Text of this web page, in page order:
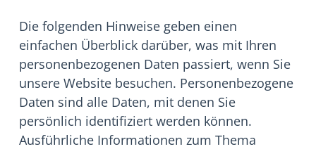
Die folgenden Hinweise geben einen
einfachen Überblick darüber, was mit Ihren
personenbezogenen Daten passiert, wenn Sie
unsere Website besuchen. Personenbezogene
Daten sind alle Daten, mit denen Sie
persönlich identifiziert werden können.
Ausführliche Informationen zum Thema